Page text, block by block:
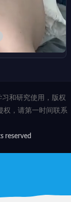
和研究使用，版权
权，请第一时间联系
reserved